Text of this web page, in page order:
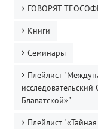
ГОВОРЯТ
Книги
Семинары
Плейлист
Блаватской»"
Плейлист